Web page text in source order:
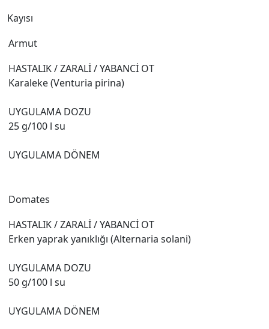
Kayısı
Armut
HASTALIK / ZARALİ / YABANCİ OT
Karaleke (Venturia pirina)
UYGULAMA DOZU
25 g/100 l su
UYGULAMA DÖNEM
Domates
HASTALIK / ZARALİ / YABANCİ OT
Erken yaprak yanıklığı (Alternaria solani)
UYGULAMA DOZU
50 g/100 l su
UYGULAMA DÖNEM